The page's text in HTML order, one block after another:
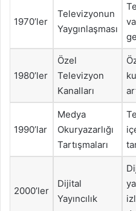
1970’ler
Televizyonun
Yaygınlaşması
1980’ler
Özel
Televizyon
Kanalları
1990’lar
Medya
Okuryazarlığı
Tartışmaları
2000’ler
Dijital
Yayıncılık